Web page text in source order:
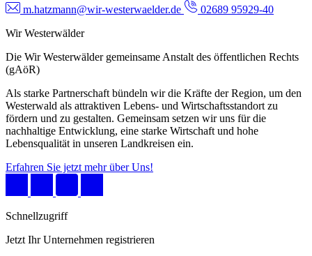
m.hatzmann@wir-westerwaelder.de
02689 95929-40
Wir Westerwälder
Die Wir Westerwälder gemeinsame Anstalt des öffentlichen Rechts
(gAöR)
Als starke Partnerschaft bündeln wir die Kräfte der Region, um den
Westerwald als attraktiven Lebens- und Wirtschaftsstandort zu
fördern und zu gestalten. Gemeinsam setzen wir uns für die
nachhaltige Entwicklung, eine starke Wirtschaft und hohe
Lebensqualität in unseren Landkreisen ein.
Erfahren Sie jetzt mehr über Uns!
Schnellzugriff
Jetzt Ihr Unternehmen registrieren